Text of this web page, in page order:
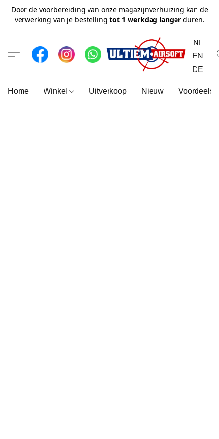
Door de voorbereiding van onze magazijnverhuizing kan de
verwerking van je bestelling tot 1 werkdag langerduren.
NL
EN
DE
Home Winkel Uitverkoop Nieuw